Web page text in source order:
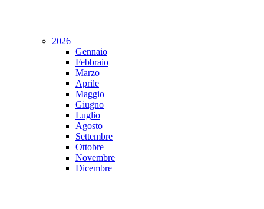
2026
Gennaio
Febbraio
Marzo
Aprile
Maggio
Giugno
Luglio
Agosto
Settembre
Ottobre
Novembre
Dicembre